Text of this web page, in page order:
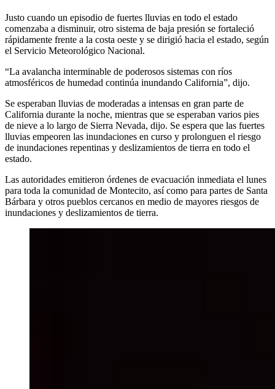
Justo cuando un episodio de fuertes lluvias en todo el estado
comenzaba a disminuir, otro sistema de baja presión se fortaleció
rápidamente frente a la costa oeste y se dirigió hacia el estado, según
el Servicio Meteorológico Nacional.
“La avalancha interminable de poderosos sistemas con ríos
atmosféricos de humedad continúa inundando California”, dijo.
Se esperaban lluvias de moderadas a intensas en gran parte de
California durante la noche, mientras que se esperaban varios pies
de nieve a lo largo de Sierra Nevada, dijo. Se espera que las fuertes
lluvias empeoren las inundaciones en curso y prolonguen el riesgo
de inundaciones repentinas y deslizamientos de tierra en todo el
estado.
Las autoridades emitieron órdenes de evacuación inmediata el lunes
para toda la comunidad de Montecito, así como para partes de Santa
Bárbara y otros pueblos cercanos en medio de mayores riesgos de
inundaciones y deslizamientos de tierra.